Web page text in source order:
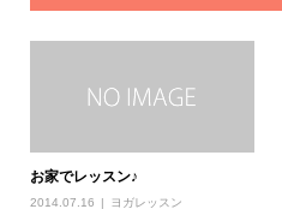
お家でレッスン♪
2014.07.16 ヨガレッスン